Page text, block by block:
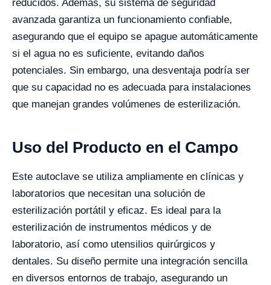
reducidos. Además, su sistema de seguridad
avanzada garantiza un funcionamiento confiable,
asegurando que el equipo se apague automáticamente
si el agua no es suficiente, evitando daños
potenciales. Sin embargo, una desventaja podría ser
que su capacidad no es adecuada para instalaciones
que manejan grandes volúmenes de esterilización.
Uso del Producto en el Campo
Este autoclave se utiliza ampliamente en clínicas y
laboratorios que necesitan una solución de
esterilización portátil y eficaz. Es ideal para la
esterilización de instrumentos médicos y de
laboratorio, así como utensilios quirúrgicos y
dentales. Su diseño permite una integración sencilla
en diversos entornos de trabajo, asegurando un